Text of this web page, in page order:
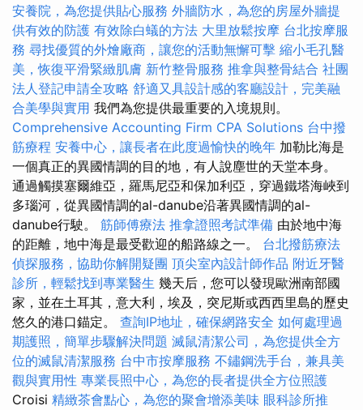
安養院，為您提供貼心服務 外牆防水，為您的房屋外牆提
供有效的防護 有效除白蟻的方法 大里放鬆按摩 台北按摩服
務 尋找優質的外燴廠商，讓您的活動無懈可擊 縮小毛孔醫
美，恢復平滑緊緻肌膚 新竹整骨服務 推拿與整骨結合 社團
法人登記申請全攻略 舒適又具設計感的客廳設計，完美融
合美學與實用 我們為您提供最重要的入境規則。
Comprehensive Accounting Firm CPA Solutions 台中撥
筋療程 安養中心，讓長者在此度過愉快的晚年 加勒比海是
一個真正的異國情調的目的地，有人說塵世的天堂本身。
通過觸摸塞爾維亞，羅馬尼亞和保加利亞，穿過鐵塔海峽到
多瑙河，從異國情調的al-danube沿著異國情調的al-
danube行駛。 筋師傅療法 推拿證照考試準備 由於地中海
的距離，地中海是最受歡迎的船路線之一。 台北撥筋療法
偵探服務，協助你解開疑團 頂尖室內設計師作品 附近牙醫
診所，輕鬆找到專業醫生 幾天后，您可以發現歐洲南部國
家，並在土耳其，意大利，埃及，突尼斯或西西里島的歷史
悠久的港口錨定。 查詢IP地址，確保網路安全 如何處理過
期護照，簡單步驟解決問題 滅鼠清潔公司，為您提供全方
位的滅鼠清潔服務 台中市按摩服務 不鏽鋼洗手台，兼具美
觀與實用性 專業長照中心，為您的長者提供全方位照護
Croisi 精緻茶會點心，為您的聚會增添美味 眼科診所推